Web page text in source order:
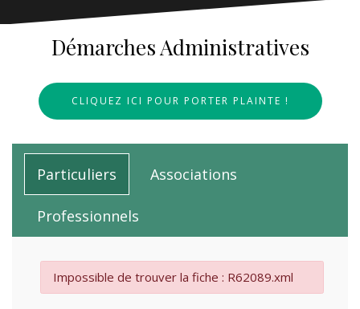
Démarches Administratives
CLIQUEZ ICI POUR PORTER PLAINTE !
Particuliers Associations
Professionnels
Impossible de trouver la fiche : R62089.xml